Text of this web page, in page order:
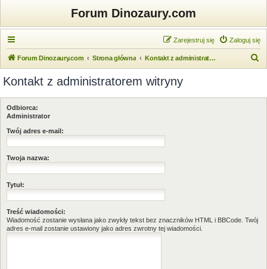
Forum Dinozaury.com
Zaloguj się
Zarejestruj się
Forum Dinozaury.com Strona główna Kontakt z administratorem witryny
k
Kontakt z administratorem witryny
Odbiorca:
Administrator
Twój adres e-mail:
Twoja nazwa:
Tytuł:
Treść wiadomości:
Wiadomość zostanie wysłana jako zwykły tekst bez znaczników HTML i BBCode. Twój
adres e-mail zostanie ustawiony jako adres zwrotny tej wiadomości.